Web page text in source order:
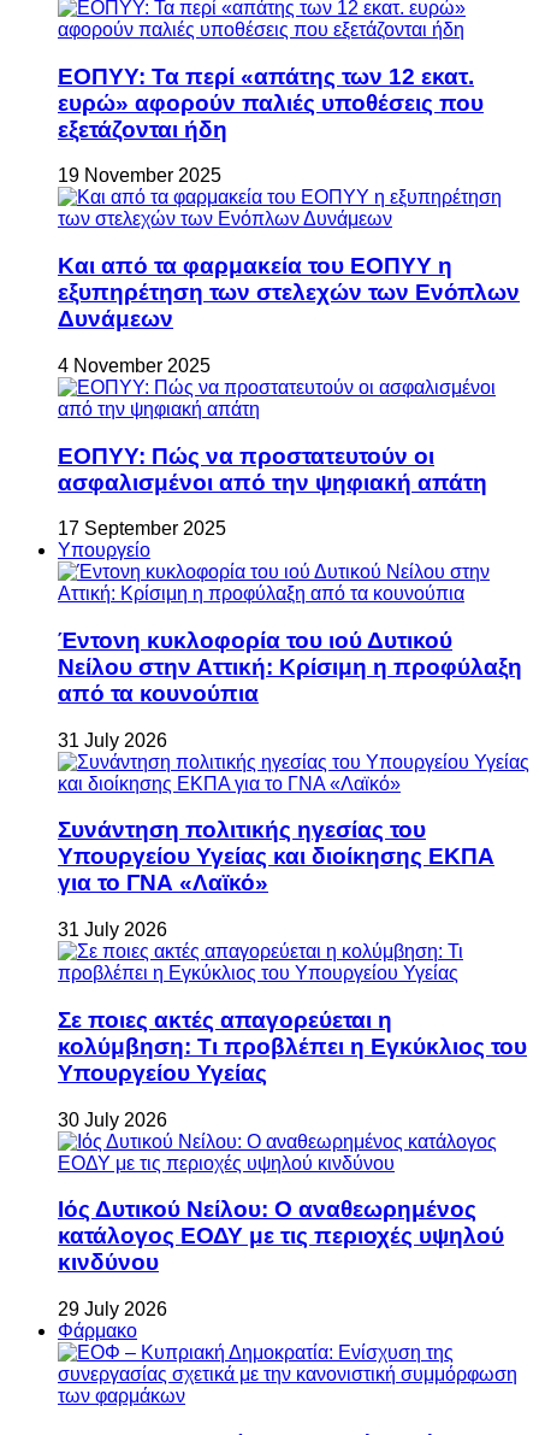
ΕΟΠΥΥ: Τα περί «απάτης των 12 εκατ.
ευρώ» αφορούν παλιές υποθέσεις που
εξετάζονται ήδη
19 November 2025
Και από τα φαρμακεία του ΕΟΠΥΥ η
εξυπηρέτηση των στελεχών των Ενόπλων
Δυνάμεων
4 November 2025
ΕΟΠΥΥ: Πώς να προστατευτούν οι
ασφαλισμένοι από την ψηφιακή απάτη
17 September 2025
Υπουργείο
Έντονη κυκλοφορία του ιού Δυτικού
Νείλου στην Αττική: Κρίσιμη η προφύλαξη
από τα κουνούπια
31 July 2026
Συνάντηση πολιτικής ηγεσίας του
Υπουργείου Υγείας και διοίκησης ΕΚΠΑ
για το ΓΝΑ «Λαϊκό»
31 July 2026
Σε ποιες ακτές απαγορεύεται η
κολύμβηση: Τι προβλέπει η Εγκύκλιος του
Υπουργείου Υγείας
30 July 2026
Ιός Δυτικού Νείλου: Ο αναθεωρημένος
κατάλογος ΕΟΔΥ με τις περιοχές υψηλού
κινδύνου
29 July 2026
Φάρμακο